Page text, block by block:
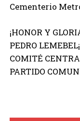
Cementerio
¡HONOR Y
PEDRO
COMITÉ
PARTIDO